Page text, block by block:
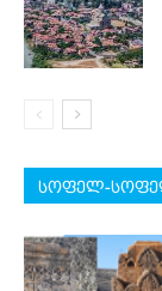
სოფელ-